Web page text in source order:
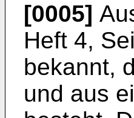
[0005]
Heft 4,
bekannt,
und aus